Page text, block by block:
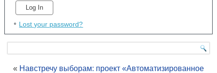
Lost your password?
« Навстречу выборам: проект «Автоматизированное